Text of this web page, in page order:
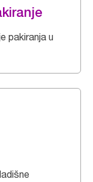
pakiranja u